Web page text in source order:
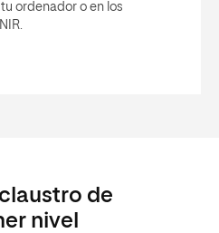
ordenador o en los
de
nivel